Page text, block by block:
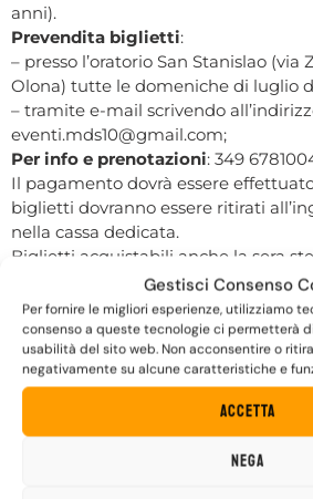
Gestisci Consenso
Per fornire le migliori esperienze, utilizziamo
consenso a queste tecnologie ci permetterà
usabilità del sito web. Non acconsentire o
negativamente su alcune caratteristiche e
Accetta
Nega
anni).
Prevendita biglietti:
– presso l’oratorio San Stanislao (via
Olona) tutte le domeniche di luglio
– tramite e-mail scrivendo
eventi.mds10@gmail.com;
Per info e prenotazioni: 349
Il pagamento dovrà essere
biglietti dovranno essere ritirati
nella cassa dedicata.
Biglietti acquistabili anche la sera
ancora disponibili.
Contatti
eventi.mds10@gmail.com